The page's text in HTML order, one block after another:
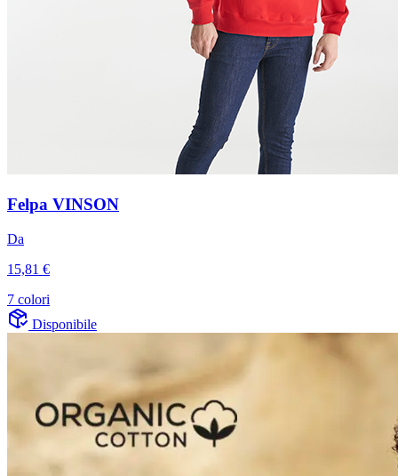
Felpa VINSON
Da
15,81 €
7 colori
Disponibile